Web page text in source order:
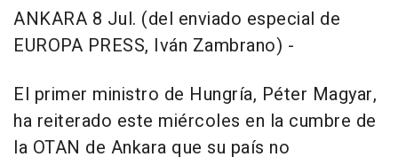
ANKARA 8 Jul. (del enviado especial de
EUROPA PRESS, Iván Zambrano) -
El primer ministro de Hungría, Péter Magyar,
ha reiterado este miércoles en la cumbre de
la OTAN de Ankara que su país no